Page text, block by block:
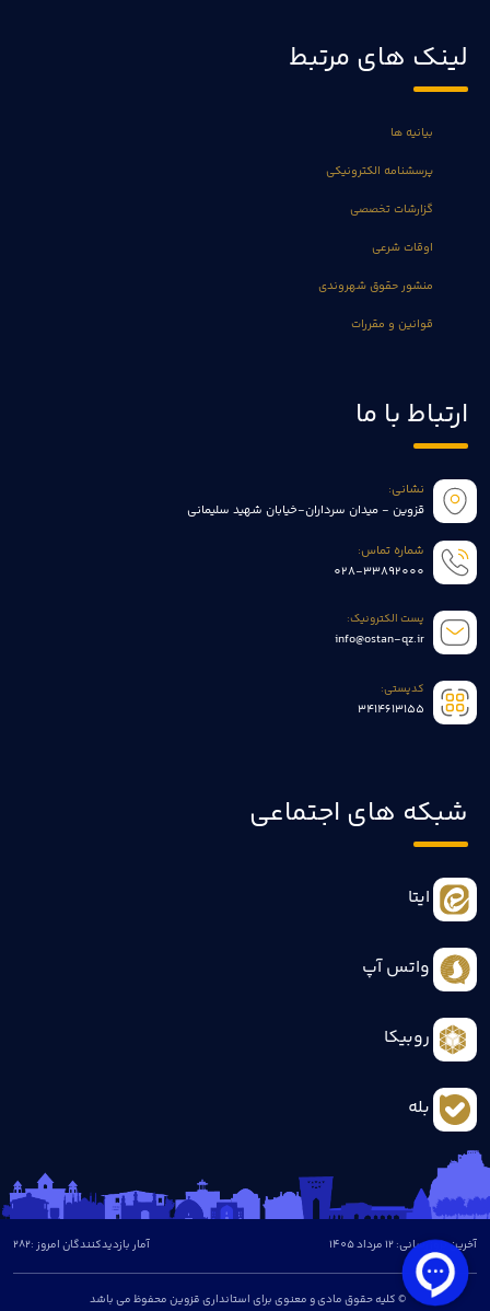
لینک های مرتبط
بیانیه ها
پرسشنامه الکترونیکی
گزارشات تخصصی
اوقات شرعی
منشور حقوق شهروندی
قوانین و مقررات
ارتباط با ما
نشانی:
قزوین - میدان سرداران-خیابان شهید سلیمانی
شماره تماس:
028-33892000
پست الکترونیک:
info@ostan-qz.ir
کدپستی:
3414613155
شبکه های اجتماعی
ایتا
واتس آپ
روبیکا
بله
آخرین بروزرسانی: 12 مرداد 1405
© کلیه حقوق مادی و معنوی برای استانداری قزوین محفوظ می باشد
آمار بازدیدکنندگان امروز :282